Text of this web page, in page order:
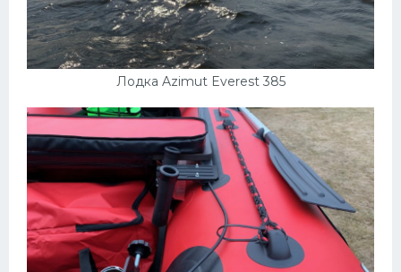
Лодка Azimut Everest 385